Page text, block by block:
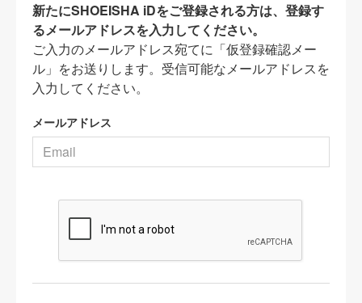
新たにSHOEISHA iDをご登録される方は、登録す
るメールアドレスを入力してください。
ご入力のメールアドレス宛てに「仮登録確認メー
ル」をお送りします。受信可能なメールアドレスを
入力してください。
メールアドレス